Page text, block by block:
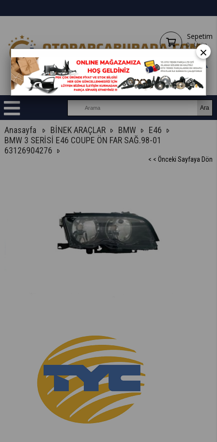
Sepetim
0 Ürün
Anasayfa BİNEK ARAÇLAR BMW
E46
BMW 3 SERİSİ E46 COUPE ÖN FAR SAĞ.98-01
63126904276
< < Önceki Sayfaya Dön
×